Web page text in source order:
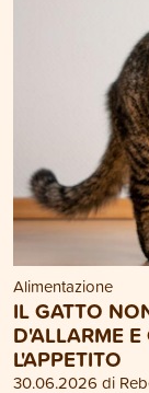
Alimentazione
IL GATTO
D'ALLARME
L'APPETITO
30.06.2026 di